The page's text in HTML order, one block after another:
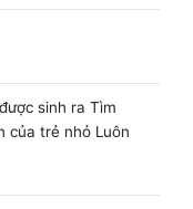
sinh ra Tìm
của trẻ nhỏ Luôn